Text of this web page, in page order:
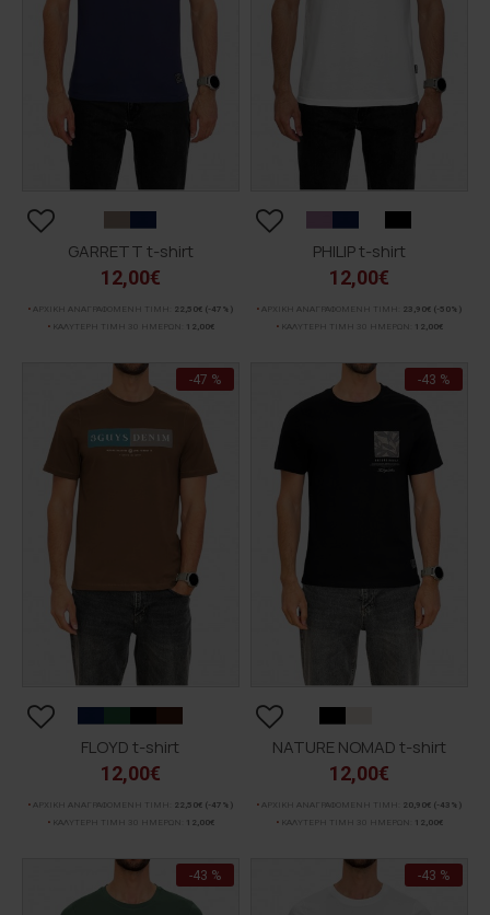
GARRETT t-shirt
12,00€
ΑΡΧΙΚΗ ΑΝΑΓΡΑΦΟΜΕΝΗ ΤΙΜΗ: 22,50€ (-47%)
ΚΑΛΥΤΕΡΗ ΤΙΜΗ 30 ΗΜΕΡΩΝ:
12,00€
PHILIP t-shirt
12,00€
ΑΡΧΙΚΗ ΑΝΑΓΡΑΦΟΜΕΝΗ ΤΙΜΗ: 23,90€ (-50%)
ΚΑΛΥΤΕΡΗ ΤΙΜΗ 30 ΗΜΕΡΩΝ:
12,00€
-47 %
FLOYD t-shirt
12,00€
ΑΡΧΙΚΗ ΑΝΑΓΡΑΦΟΜΕΝΗ ΤΙΜΗ: 22,50€ (-47%)
ΚΑΛΥΤΕΡΗ ΤΙΜΗ 30 ΗΜΕΡΩΝ:
12,00€
-43 %
NATURE NOMAD t-shirt
12,00€
ΑΡΧΙΚΗ ΑΝΑΓΡΑΦΟΜΕΝΗ ΤΙΜΗ: 20,90€ (-43%)
ΚΑΛΥΤΕΡΗ ΤΙΜΗ 30 ΗΜΕΡΩΝ:
12,00€
-43 % -43 %